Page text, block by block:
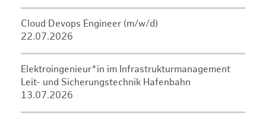
Cloud Devops Engineer (m/w/d)
22.07.2026
Elektroingenieur*in im Infrastrukturmanagement
Leit- und Sicherungstechnik Hafenbahn
13.07.2026